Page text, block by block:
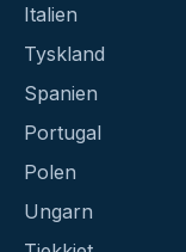
Italien
Tyskland
Spanien
Portugal
Polen
Ungarn